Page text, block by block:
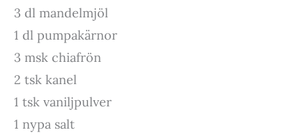
3 dl mandelmjöl
1 dl pumpakärnor
3 msk chiafrön
2 tsk kanel
1 tsk vaniljpulver
1 nypa salt